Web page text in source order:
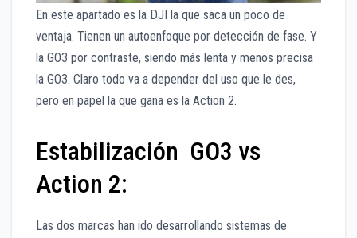
En este apartado es la DJI la que saca un poco de
ventaja. Tienen un autoenfoque por detección de fase. Y
la GO3 por contraste, siendo más lenta y menos precisa
la GO3. Claro todo va a depender del uso que le des,
pero en papel la que gana es la Action 2.
Estabilización GO3 vs
Action 2:
Las dos marcas han ido desarrollando sistemas de